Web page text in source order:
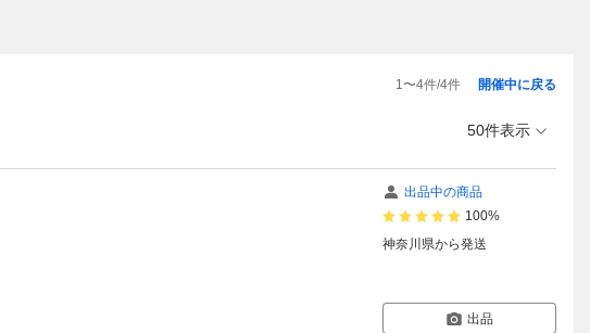
1〜4件/4件 開催中に戻る
50件表示
出品中の商品
100%
神奈川県から発送
出品